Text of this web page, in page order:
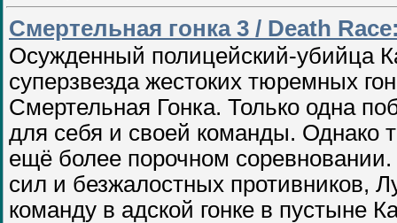
Смертельная гонка 3 / Death
Осужденный полицейский-убийца
суперзвезда жестоких тюремных
Смертельная Гонка. Только одна
для себя и своей команды. Однако
ещё более порочном
сил и безжалостных противников,
команду в адской гонке в пустыне